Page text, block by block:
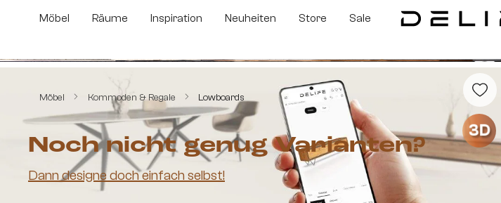
Hauptinhalt springen
Zur Suche springen
Zur Hauptnavigation springen
Möbel Räume Inspiration Neuheiten Store Sale
Möbel Kommoden & Regale Lowboards
Bildergalerie überspringen
3D
Noch nicht genug Varianten?
Dann designe doch einfach selbst!